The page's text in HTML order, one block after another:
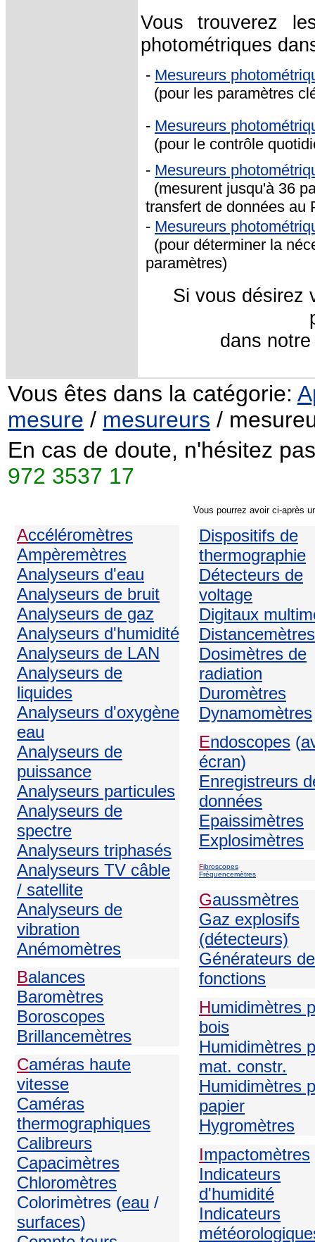
Vous trouverez
photométriques
- Mesureurs
(pour les paramètres
- Mesureurs
(pour le contrôle
- Mesureurs
(mesurent jusqu'à 36
transfert de données au
- Mesureurs
(pour déterminer la
paramètres)
Si vous désirez
dans
Vous êtes dans la catégorie:
mesure / mesureurs /
En cas de doute, n'hésitez
972 3537 17
Vous pourrez avoir ci-après
Accéléromètres
Ampèremètres
Analyseurs d'eau
Analyseurs de bruit
Analyseurs de gaz
Analyseurs d'humidité
Analyseurs de LAN
Analyseurs de
liquides
Analyseurs d'oxygène
eau
Analyseurs de
puissance
Analyseurs particules
Analyseurs de
spectre
Analyseurs triphasés
Analyseurs TV câble
/ satellite
Analyseurs de
vibration
Anémomètres
Balances
Baromètres
Boroscopes
Brillancemètres
Caméras haute
vitesse
Caméras
thermographiques
Calibreurs
Capacimètres
Chloromètres
Colorimètres (eau /
surfaces)
Dispositifs de
thermographie
Détecteurs de
voltage
Digitaux
Distancemètres
Dosimètres de
radiation
Duromètres
Dynamomètres
Endoscopes (
écran)
Enregistreurs
données
Epaissimètres
Explosimètres
Fibroscopes
Fréquencemètres
Gaussmètres
Gaz explosifs
(détecteurs)
Générateurs de
fonctions
Humidimètres
bois
Humidimètres
mat. constr.
Humidimètres
papier
Hygromètres
Impactomètres
Indicateurs
d'humidité
Indicateurs